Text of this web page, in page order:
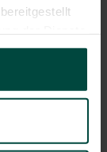
weitere
Angebot!